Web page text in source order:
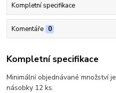
Kompletní specifikace
Komentáře 0
Kompletní specifikace
Minimální objednávané množství
násobky 12 ks.